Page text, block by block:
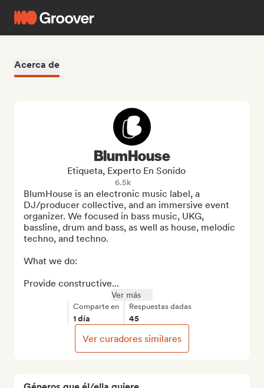
Acerca de
BlumHouse
Etiqueta, Experto En Sonido
6.5k
BlumHouse is an electronic music label, a
DJ/producer collective, and an immersive event
organizer. We focused in bass music, UKG,
bassline, drum and bass, as well as house, melodic
techno, and techno.
What we do:
Provide constructive...
Ver más
Comparte en
1 día
Respuestas dadas
45
Ver curadores similares